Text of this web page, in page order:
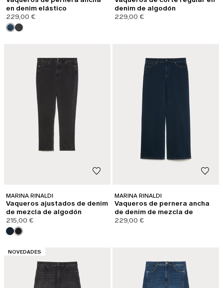
en denim elástico
229,00 €
denim de algodón
229,00 €
MARINA RINALDI
Vaqueros ajustados de denim
de mezcla de algodón
215,00 €
MARINA RINALDI
Vaqueros de pernera ancha
de denim de mezcla de
algodón
229,00 €
CATEGORÍA:
NOVEDADES